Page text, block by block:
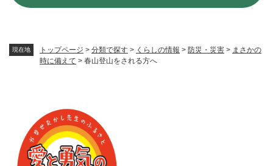
現在地 トップページ > 分類で探す > くらしの情報 > 防災・災害 > まさかの
時に備えて > 春山登山をされる方へ